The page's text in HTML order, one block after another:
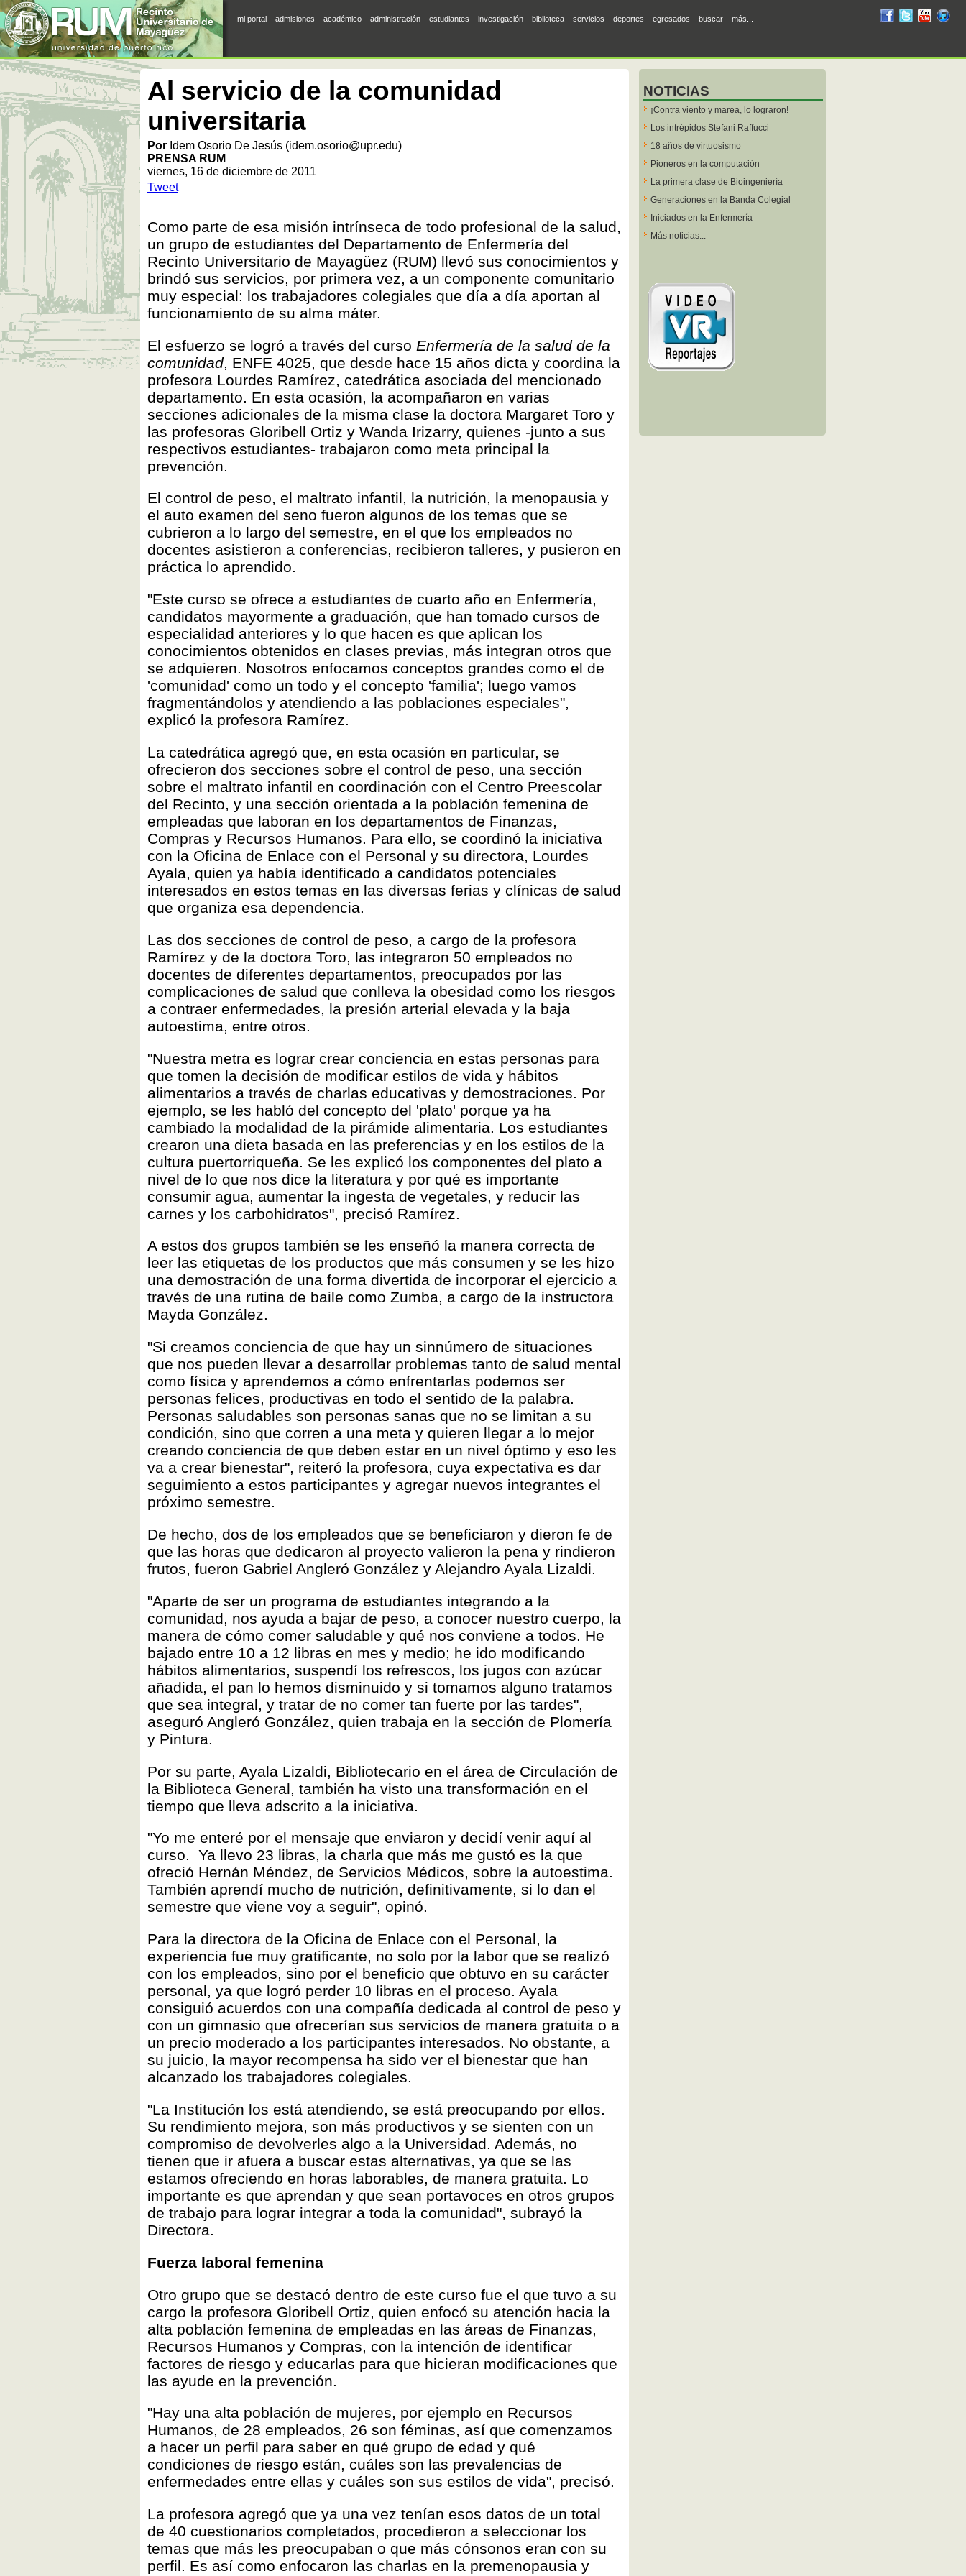
mi portal admisiones académico administración estudiantes investigación biblioteca servicios deportes egresados buscar más...
RUMRUMRUM
Al servicio de la comunidad
universitaria
Por Idem Osorio De Jesús (idem.osorio@upr.edu)
PRENSA RUM
viernes, 16 de diciembre de 2011
Tweet
Como parte de esa misión intrínseca de todo profesional de la salud,
un grupo de estudiantes del Departamento de Enfermería del
Recinto Universitario de Mayagüez (RUM) llevó sus conocimientos y
brindó sus servicios, por primera vez, a un componente comunitario
muy especial: los trabajadores colegiales que día a día aportan al
funcionamiento de su alma máter.
El esfuerzo se logró a través del curso Enfermería de la salud de la
comunidad, ENFE 4025, que desde hace 15 años dicta y coordina la
profesora Lourdes Ramírez, catedrática asociada del mencionado
departamento. En esta ocasión, la acompañaron en varias
secciones adicionales de la misma clase la doctora Margaret Toro y
las profesoras Gloribell Ortiz y Wanda Irizarry, quienes -junto a sus
respectivos estudiantes- trabajaron como meta principal la
prevención.
El control de peso, el maltrato infantil, la nutrición, la menopausia y
el auto examen del seno fueron algunos de los temas que se
cubrieron a lo largo del semestre, en el que los empleados no
docentes asistieron a conferencias, recibieron talleres, y pusieron en
práctica lo aprendido.
"Este curso se ofrece a estudiantes de cuarto año en Enfermería,
candidatos mayormente a graduación, que han tomado cursos de
especialidad anteriores y lo que hacen es que aplican los
conocimientos obtenidos en clases previas, más integran otros que
se adquieren. Nosotros enfocamos conceptos grandes como el de
'comunidad' como un todo y el concepto 'familia'; luego vamos
fragmentándolos y atendiendo a las poblaciones especiales",
explicó la profesora Ramírez.
La catedrática agregó que, en esta ocasión en particular, se
ofrecieron dos secciones sobre el control de peso, una sección
sobre el maltrato infantil en coordinación con el Centro Preescolar
del Recinto, y una sección orientada a la población femenina de
empleadas que laboran en los departamentos de Finanzas,
Compras y Recursos Humanos. Para ello, se coordinó la iniciativa
con la Oficina de Enlace con el Personal y su directora, Lourdes
Ayala, quien ya había identificado a candidatos potenciales
interesados en estos temas en las diversas ferias y clínicas de salud
que organiza esa dependencia.
Las dos secciones de control de peso, a cargo de la profesora
Ramírez y de la doctora Toro, las integraron 50 empleados no
docentes de diferentes departamentos, preocupados por las
complicaciones de salud que conlleva la obesidad como los riesgos
a contraer enfermedades, la presión arterial elevada y la baja
autoestima, entre otros.
"Nuestra metra es lograr crear conciencia en estas personas para
que tomen la decisión de modificar estilos de vida y hábitos
alimentarios a través de charlas educativas y demostraciones. Por
ejemplo, se les habló del concepto del 'plato' porque ya ha
cambiado la modalidad de la pirámide alimentaria. Los estudiantes
crearon una dieta basada en las preferencias y en los estilos de la
cultura puertorriqueña. Se les explicó los componentes del plato a
nivel de lo que nos dice la literatura y por qué es importante
consumir agua, aumentar la ingesta de vegetales, y reducir las
carnes y los carbohidratos", precisó Ramírez.
A estos dos grupos también se les enseñó la manera correcta de
leer las etiquetas de los productos que más consumen y se les hizo
una demostración de una forma divertida de incorporar el ejercicio a
través de una rutina de baile como Zumba, a cargo de la instructora
Mayda González.
"Si creamos conciencia de que hay un sinnúmero de situaciones
que nos pueden llevar a desarrollar problemas tanto de salud mental
como física y aprendemos a cómo enfrentarlas podemos ser
personas felices, productivas en todo el sentido de la palabra.
Personas saludables son personas sanas que no se limitan a su
condición, sino que corren a una meta y quieren llegar a lo mejor
creando conciencia de que deben estar en un nivel óptimo y eso les
va a crear bienestar", reiteró la profesora, cuya expectativa es dar
seguimiento a estos participantes y agregar nuevos integrantes el
próximo semestre.
De hecho, dos de los empleados que se beneficiaron y dieron fe de
que las horas que dedicaron al proyecto valieron la pena y rindieron
frutos, fueron Gabriel Angleró González y Alejandro Ayala Lizaldi.
"Aparte de ser un programa de estudiantes integrando a la
comunidad, nos ayuda a bajar de peso, a conocer nuestro cuerpo, la
manera de cómo comer saludable y qué nos conviene a todos. He
bajado entre 10 a 12 libras en mes y medio; he ido modificando
hábitos alimentarios, suspendí los refrescos, los jugos con azúcar
añadida, el pan lo hemos disminuido y si tomamos alguno tratamos
que sea integral, y tratar de no comer tan fuerte por las tardes",
aseguró Angleró González, quien trabaja en la sección de Plomería
y Pintura.
Por su parte, Ayala Lizaldi, Bibliotecario en el área de Circulación de
la Biblioteca General, también ha visto una transformación en el
tiempo que lleva adscrito a la iniciativa.
"Yo me enteré por el mensaje que enviaron y decidí venir aquí al
curso. Ya llevo 23 libras, la charla que más me gustó es la que
ofreció Hernán Méndez, de Servicios Médicos, sobre la autoestima.
También aprendí mucho de nutrición, definitivamente, si lo dan el
semestre que viene voy a seguir", opinó.
Para la directora de la Oficina de Enlace con el Personal, la
experiencia fue muy gratificante, no solo por la labor que se realizó
con los empleados, sino por el beneficio que obtuvo en su carácter
personal, ya que logró perder 10 libras en el proceso. Ayala
consiguió acuerdos con una compañía dedicada al control de peso y
con un gimnasio que ofrecerían sus servicios de manera gratuita o a
un precio moderado a los participantes interesados. No obstante, a
su juicio, la mayor recompensa ha sido ver el bienestar que han
alcanzado los trabajadores colegiales.
"La Institución los está atendiendo, se está preocupando por ellos.
Su rendimiento mejora, son más productivos y se sienten con un
compromiso de devolverles algo a la Universidad. Además, no
tienen que ir afuera a buscar estas alternativas, ya que se las
estamos ofreciendo en horas laborables, de manera gratuita. Lo
importante es que aprendan y que sean portavoces en otros grupos
de trabajo para lograr integrar a toda la comunidad", subrayó la
Directora.
Fuerza laboral femenina
Otro grupo que se destacó dentro de este curso fue el que tuvo a su
cargo la profesora Gloribell Ortiz, quien enfocó su atención hacia la
alta población femenina de empleadas en las áreas de Finanzas,
Recursos Humanos y Compras, con la intención de identificar
factores de riesgo y educarlas para que hicieran modificaciones que
las ayude en la prevención.
"Hay una alta población de mujeres, por ejemplo en Recursos
Humanos, de 28 empleados, 26 son féminas, así que comenzamos
a hacer un perfil para saber en qué grupo de edad y qué
condiciones de riesgo están, cuáles son las prevalencias de
enfermedades entre ellas y cuáles son sus estilos de vida", precisó.
La profesora agregó que ya una vez tenían esos datos de un total
de 40 cuestionarios completados, procedieron a seleccionar los
temas que más les preocupaban o que más cónsonos eran con su
perfil. Es así como enfocaron las charlas en la premenopausia y
NOTICIAS
¡Contra viento y marea, lo lograron!
Los intrépidos Stefani Raffucci
18 años de virtuosismo
Pioneros en la computación
La primera clase de Bioingeniería
Generaciones en la Banda Colegial
Iniciados en la Enfermería
Más noticias...